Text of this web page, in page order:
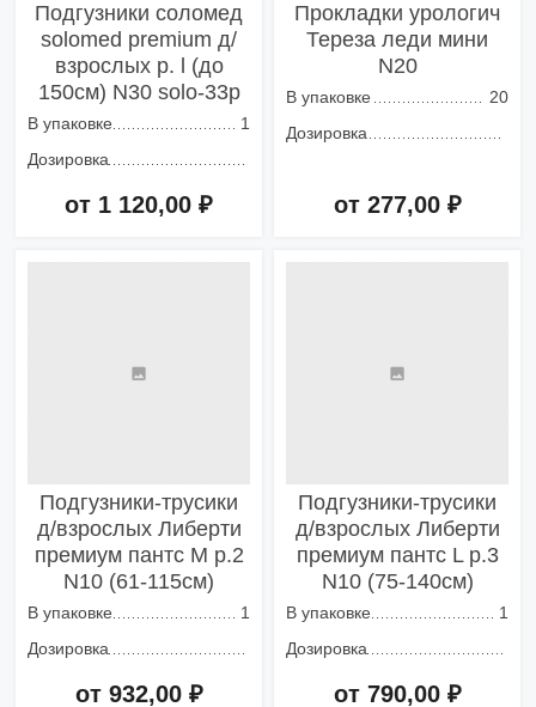
Подгузники соломед
solomed premium д/
взрослых р. l (до
150см) N30 solo-33p
В упаковке
1
Дозировка
от 1 120,00 ₽
Прокладки урологич
Тереза леди мини
N20
В упаковке
20
Дозировка
от 277,00 ₽
Подгузники-трусики
д/взрослых Либерти
премиум пантс М р.2
N10 (61-115см)
В упаковке
1
Дозировка
от 932,00 ₽
Подгузники-трусики
д/взрослых Либерти
премиум пантс L р.3
N10 (75-140см)
В упаковке
1
Дозировка
от 790,00 ₽